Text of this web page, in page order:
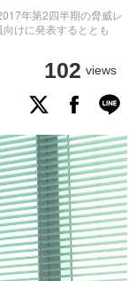
年第2四半期の脅威レ
けに発表するととも
102 views